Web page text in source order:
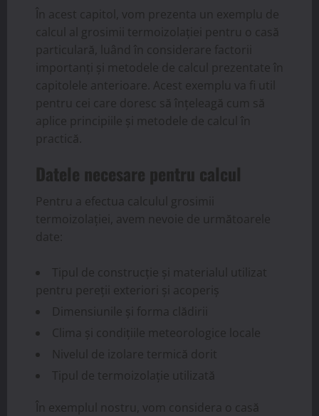
În acest capitol, vom prezenta un exemplu de
calcul al grosimii termoizolației pentru o casă
particulară, luând în considerare factorii
importanți și metodele de calcul prezentate în
capitolele anterioare. Acest exemplu va fi util
pentru cei care doresc să înțeleagă cum să
aplice principiile și metodele de calcul în
practică.
Datele necesare pentru calcul
Pentru a efectua calculul grosimii
termoizolației, avem nevoie de următoarele
date:
Tipul de construcție și materialul utilizat
pentru pereții exteriori și acoperiș
Dimensiunile și forma clădirii
Clima și condițiile meteorologice locale
Nivelul de izolare termică dorit
Tipul de termoizolație utilizată
În exemplul nostru, vom considera o casă